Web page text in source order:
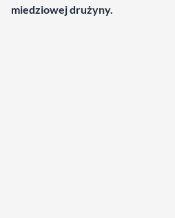
miedziowej drużyny.